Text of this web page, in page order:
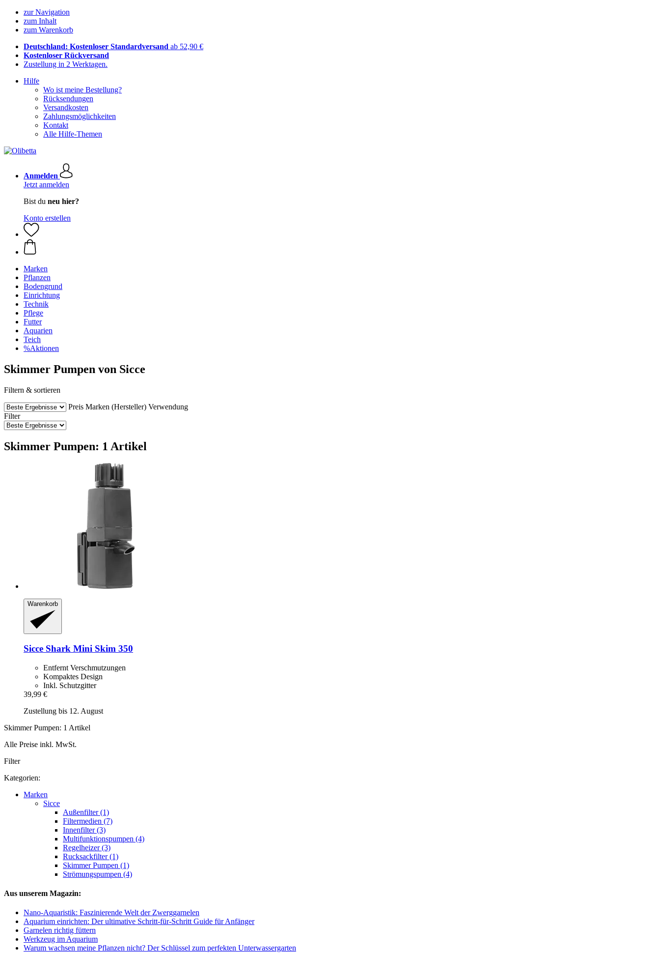
zur Navigation
zum Inhalt
zum Warenkorb
Deutschland: Kostenloser Standardversand ab 52,90 €
Kostenloser Rückversand
Zustellung in 2 Werktagen.
Hilfe
Wo ist meine Bestellung?
Rücksendungen
Versandkosten
Zahlungsmöglichkeiten
Kontakt
Alle Hilfe-Themen
Anmelden
Jetzt anmelden
Bist du neu hier?
Konto erstellen
Marken
Pflanzen
Bodengrund
Einrichtung
Technik
Pflege
Futter
Aquarien
Teich
%Aktionen
Skimmer Pumpen von Sicce
Filtern & sortieren
Preis Marken (Hersteller) Verwendung
Filter
Skimmer Pumpen: 1 Artikel
Warenkorb
Sicce Shark Mini Skim 350
Entfernt Verschmutzungen
Kompaktes Design
Inkl. Schutzgitter
39,99 €
Zustellung bis 12. August
Skimmer Pumpen: 1 Artikel
Alle Preise inkl. MwSt.
Filter
Kategorien:
Marken
Sicce
Außenfilter (1)
Filtermedien (7)
Innenfilter (3)
Multifunktionspumpen (4)
Regelheizer (3)
Rucksackfilter (1)
Skimmer Pumpen (1)
Strömungspumpen (4)
Aus unserem Magazin:
Nano-Aquaristik: Faszinierende Welt der Zwerggarnelen
Aquarium einrichten: Der ultimative Schritt-für-Schritt Guide für Anfänger
Garnelen richtig füttern
Werkzeug im Aquarium
Warum wachsen meine Pflanzen nicht? Der Schlüssel zum perfekten Unterwassergarten